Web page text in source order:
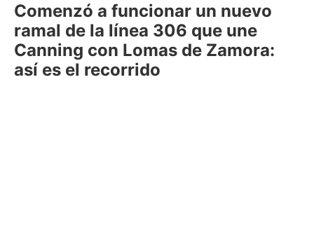
Comenzó a funcionar un nuevo
ramal de la línea 306 que une
Canning con Lomas de Zamora:
así es el recorrido